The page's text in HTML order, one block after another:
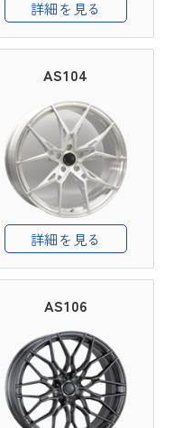
詳細を見る
AS104
詳細を見る
AS106